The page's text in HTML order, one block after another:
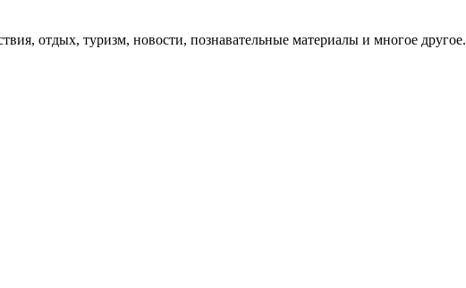
отдых, туризм, новости, познавательные материалы и многое другое.